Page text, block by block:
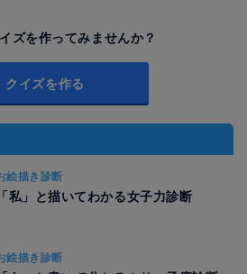
ズを作ってみませんか？
クイズを作る
絵描き診断
「私」と描いてわかる女子力診断
絵描き診断